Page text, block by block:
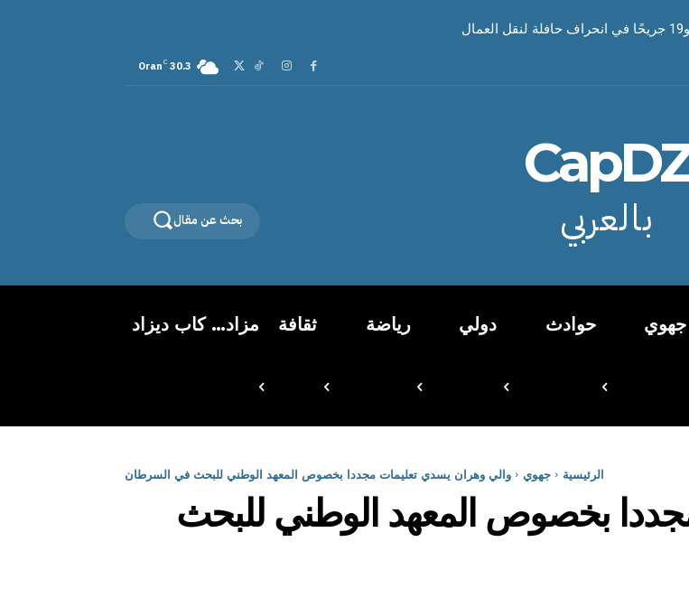
“اللوح المحفوظ”
30.3
C
Oran
بالعربي بحث عن مقال
جهوي حوادث دولي رياضة ثقافة مزاد… كاب ديزاد
الرئيسية جهوي والي وهران يسدي تعليمات مجددا بخصوص المعهد الوطني للبحث في السرطان
بخصوص المعهد الوطني للبحث